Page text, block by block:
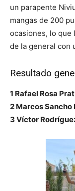
un parapente
mangas de 200
ocasiones, lo que
de la general con
Resultado
1 Rafael Rosa
2 Marcos Sancho
3 Víctor